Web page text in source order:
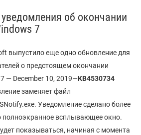
об окончании
7
выпустило еще одно обновление для
о предстоящем окончании
— December 10, 2019—KB4530734
заменяет файл
Уведомление сделано более
полноэкранное всплывающее окно.
показываться, начиная с момента